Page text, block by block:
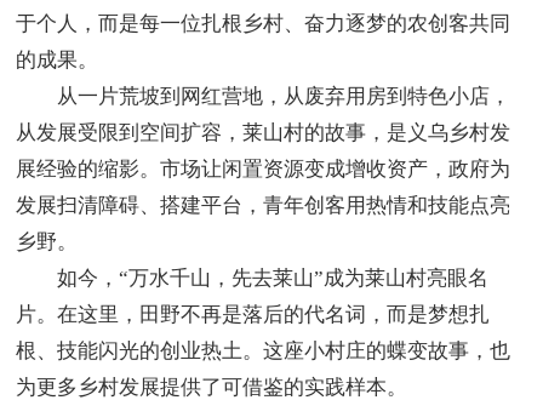
于个人，而是每一位扎根乡村、奋力逐梦的农创客共同
的成果。
从一片荒坡到网红营地，从废弃用房到特色小店，
从发展受限到空间扩容，莱山村的故事，是义乌乡村发
展经验的缩影。市场让闲置资源变成增收资产，政府为
发展扫清障碍、搭建平台，青年创客用热情和技能点亮
乡野。
如今，“万水千山，先去莱山”成为莱山村亮眼名
片。在这里，田野不再是落后的代名词，而是梦想扎
根、技能闪光的创业热土。这座小村庄的蝶变故事，也
为更多乡村发展提供了可借鉴的实践样本。